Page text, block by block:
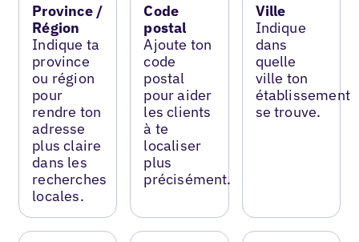
Province /
Région
Indique ta
province
ou région
pour
rendre ton
adresse
plus claire
dans les
recherches
locales.
Code
postal
Ajoute ton
code
postal
pour aider
les clients
à te
localiser
plus
précisément.
Ville
Indique
dans
quelle
ville ton
établissement
se trouve.